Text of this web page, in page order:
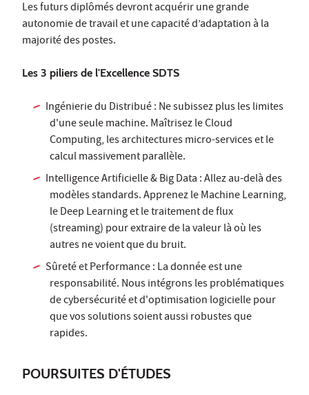
Les futurs diplômés devront acquérir une grande
autonomie de travail et une capacité d’adaptation à la
majorité des postes.
Les 3 piliers de l'Excellence SDTS
Ingénierie du Distribué : Ne subissez plus les limites
d'une seule machine. Maîtrisez le Cloud
Computing, les architectures micro-services et le
calcul massivement parallèle.
Intelligence Artificielle & Big Data : Allez au-delà des
modèles standards. Apprenez le Machine Learning,
le Deep Learning et le traitement de flux
(streaming) pour extraire de la valeur là où les
autres ne voient que du bruit.
Sûreté et Performance : La donnée est une
responsabilité. Nous intégrons les problématiques
de cybersécurité et d'optimisation logicielle pour
que vos solutions soient aussi robustes que
rapides.
POURSUITES D'ÉTUDES